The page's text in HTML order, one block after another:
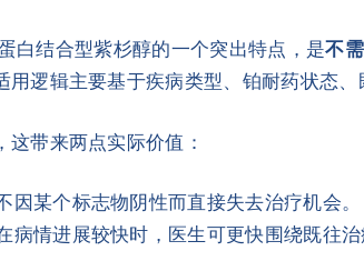
白结合型紫杉醇的一个突出特点，是不
用逻辑主要基于疾病类型、铂耐药状态
这带来两点实际价值：
因某个标志物阴性而直接失去治疗机会。
病情进展较快时，医生可更快围绕既往